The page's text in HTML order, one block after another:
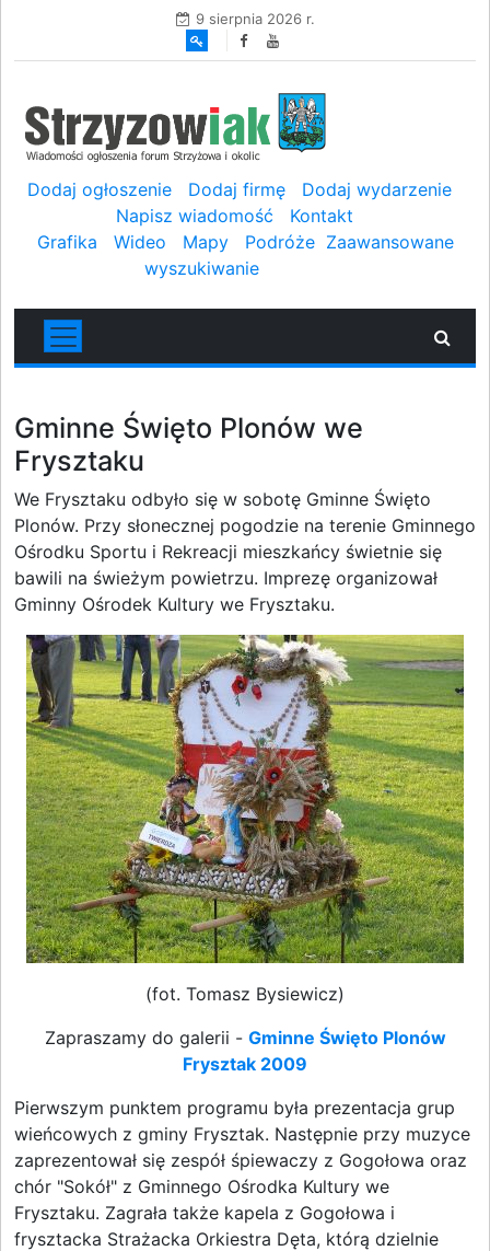
9 sierpnia 2026 r.
Dodaj ogłoszenie Dodaj firmę
Dodaj wydarzenie
Napisz wiadomość
Kontakt
Grafika
Wideo Mapy Podróże Zaawansowane
wyszukiwanie
Gminne Święto Plonów we
Frysztaku
We Frysztaku odbyło się w sobotę Gminne Święto
Plonów. Przy słonecznej pogodzie na terenie Gminnego
Ośrodku Sportu i Rekreacji mieszkańcy świetnie się
bawili na świeżym powietrzu. Imprezę organizował
Gminny Ośrodek Kultury we Frysztaku.
(fot. Tomasz Bysiewicz)
Zapraszamy do galerii - Gminne Święto Plonów
Frysztak 2009
Pierwszym punktem programu była prezentacja grup
wieńcowych z gminy Frysztak. Następnie przy muzyce
zaprezentował się zespół śpiewaczy z Gogołowa oraz
chór "Sokół" z Gminnego Ośrodka Kultury we
Frysztaku. Zagrała także kapela z Gogołowa i
frysztacka Strażacka Orkiestra Dęta, którą dzielnie